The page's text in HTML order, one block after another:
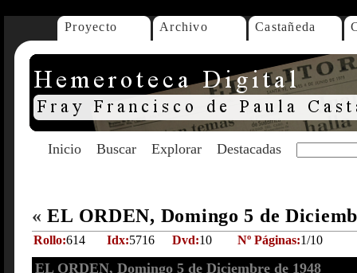
Proyecto Archivo Castañeda
Inicio Buscar Explorar Destacadas
« EL ORDEN, Domingo 5 de
Rollo:614 Idx:5716 Dvd:10 Nº Páginas:1/10
EL ORDEN, Domingo 5 de Diciembre de 1948